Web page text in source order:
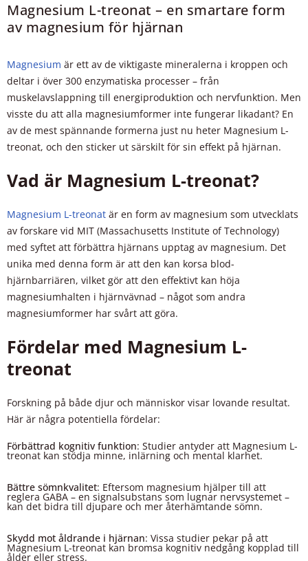
Magnesium L-treonat – en smartare form
av magnesium för hjärnan
Magnesium är ett av de viktigaste mineralerna i kroppen och
deltar i över 300 enzymatiska processer – från
muskelavslappning till energiproduktion och nervfunktion. Men
visste du att alla magnesiumformer inte fungerar likadant? En
av de mest spännande formerna just nu heter Magnesium L-
treonat, och den sticker ut särskilt för sin effekt på hjärnan.
Vad är Magnesium L-treonat?
Magnesium L-treonat är en form av magnesium som utvecklats
av forskare vid MIT (Massachusetts Institute of Technology)
med syftet att förbättra hjärnans upptag av magnesium. Det
unika med denna form är att den kan korsa blod-
hjärnbarriären, vilket gör att den effektivt kan höja
magnesiumhalten i hjärnvävnad – något som andra
magnesiumformer har svårt att göra.
Fördelar med Magnesium L-
treonat
Forskning på både djur och människor visar lovande resultat.
Här är några potentiella fördelar:
Förbättrad kognitiv funktion: Studier antyder att Magnesium L-
treonat kan stödja minne, inlärning och mental klarhet.
Bättre sömnkvalitet: Eftersom magnesium hjälper till att
reglera GABA – en signalsubstans som lugnar nervsystemet –
kan det bidra till djupare och mer återhämtande sömn.
Skydd mot åldrande i hjärnan: Vissa studier pekar på att
Magnesium L-treonat kan bromsa kognitiv nedgång kopplad till
ålder eller stress.